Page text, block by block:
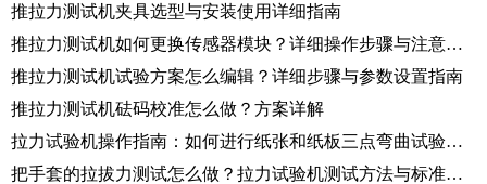
推拉力测试机夹具选型与安装使用详细指南
推拉力测试机如何更换传感器模块？详细操作步骤与注意事项
推拉力测试机试验方案怎么编辑？详细步骤与参数设置指南
推拉力测试机砝码校准怎么做？方案详解
拉力试验机操作指南：如何进行纸张和纸板三点弯曲试验？详细步骤解析！
把手套的拉拔力测试怎么做？拉力试验机测试方法与标准解析